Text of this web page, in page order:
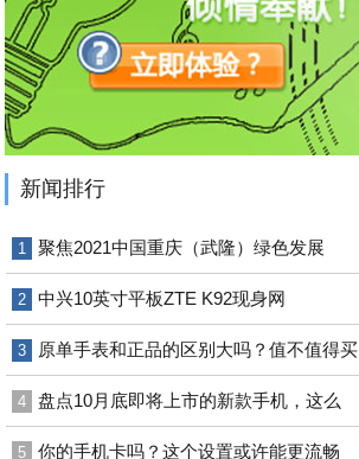
新闻排行
1 聚焦2021中国重庆（武隆）绿色发展
2 中兴10英寸平板ZTE K92现身网
3 原单手表和正品的区别大吗？值不值得买
4 盘点10月底即将上市的新款手机，这么
5 你的手机卡吗？这个设置或许能更流畅